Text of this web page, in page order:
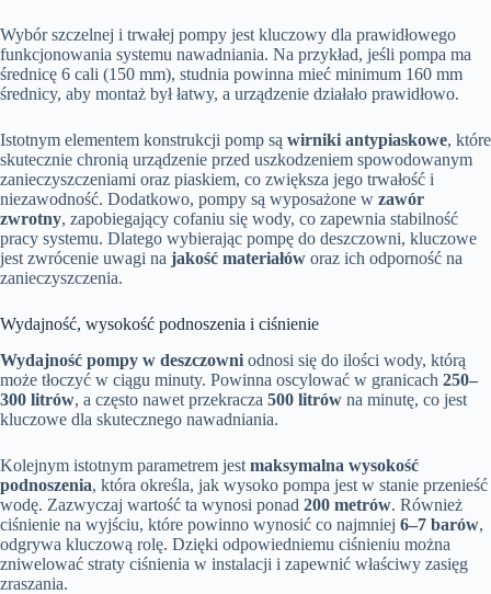
Wybór szczelnej i trwałej pompy jest kluczowy dla prawidłowego
funkcjonowania systemu nawadniania. Na przykład, jeśli pompa ma
średnicę 6 cali (150 mm), studnia powinna mieć minimum 160 mm
średnicy, aby montaż był łatwy, a urządzenie działało prawidłowo.
Istotnym elementem konstrukcji pomp są wirniki antypiaskowe, które
skutecznie chronią urządzenie przed uszkodzeniem spowodowanym
zanieczyszczeniami oraz piaskiem, co zwiększa jego trwałość i
niezawodność. Dodatkowo, pompy są wyposażone w zawór
zwrotny, zapobiegający cofaniu się wody, co zapewnia stabilność
pracy systemu. Dlatego wybierając pompę do deszczowni, kluczowe
jest zwrócenie uwagi na jakość materiałów oraz ich odporność na
zanieczyszczenia.
Wydajność, wysokość podnoszenia i ciśnienie
Wydajność pompy w deszczowni odnosi się do ilości wody, którą
może tłoczyć w ciągu minuty. Powinna oscylować w granicach 250–
300 litrów, a często nawet przekracza 500 litrów na minutę, co jest
kluczowe dla skutecznego nawadniania.
Kolejnym istotnym parametrem jest maksymalna wysokość
podnoszenia, która określa, jak wysoko pompa jest w stanie przenieść
wodę. Zazwyczaj wartość ta wynosi ponad 200 metrów. Również
ciśnienie na wyjściu, które powinno wynosić co najmniej 6–7 barów,
odgrywa kluczową rolę. Dzięki odpowiedniemu ciśnieniu można
zniwelować straty ciśnienia w instalacji i zapewnić właściwy zasięg
zraszania.